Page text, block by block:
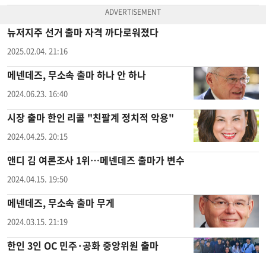
뉴저지주 선거 출마 자격 까다로워졌다
2025.02.04. 21:16
메넨데즈, 무소속 출마 하나 안 하나
2024.06.23. 16:40
시장 출마 한인 리콜 "친팔계 정치적 악용"
2024.04.25. 20:15
앤디 김 여론조사 1위…메넨데즈 출마가 변수
2024.04.15. 19:50
메넨데즈, 무소속 출마 무게
2024.03.15. 21:19
한인 3인 OC 민주·공화 중앙위원 출마